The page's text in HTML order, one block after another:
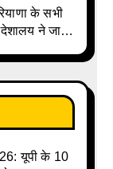
UP
Holidays
के सभी
ने जारी
यूपी के 10